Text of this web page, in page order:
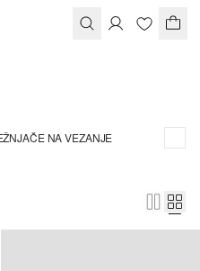
NA VEZANJE